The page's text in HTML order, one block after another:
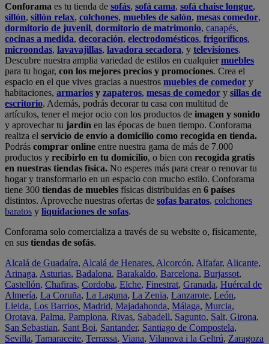
Conforama es tu tienda de sofás, sofá cama, sofá chaise longue,
sillón, sillón relax, colchones, muebles de salón, mesas comedor,
dormitorio de juvenil, dormitorio de matrimonio, canapés,
cocinas a medida, decoración, electrodomésticos, frigoríficos,
microondas, lavavajillas, lavadora secadora, y televisiones.
Descubre nuestra amplia variedad de estilos en cualquiermuebles
para tu hogar, con los mejores precios y promociones. Crea el
espacio en el que vives gracias a nuestros muebles de comedor y
habitaciones, armarios y zapateros, mesas de comedor y sillas de
escritorio. Además, podrás decorar tu casa con multitud de
artículos, tener el mejor ocio con los productos de imagen y sonido
y aprovechar tu jardín en las épocas de buen tiempo. Conforama
realiza el servicio de envío a domicilio como recogida en tienda.
Podrás comprar online entre nuestra gama de más de 7.000
productos y recibirlo en tu domicilio, o bien con recogida gratis
en nuestras tiendas física. No esperes más para crear o renovar tu
hogar y transformarlo en un espacio con mucho estilo. Conforama
tiene 300 tiendas de muebles físicas distribuidas en 6 países
distintos. Aproveche nuestras ofertas de sofas baratos, colchones
baratos y liquidaciones de sofas.
Conforama solo comercializa a través de su website o, físicamente,
en sus tiendas de sofás.
Alcalá de Guadaíra, Alcalá de Henares, Alcorcón, Alfafar, Alicante,
Arinaga, Asturias, Badalona, Barakaldo, Barcelona, Burjassot,
Castellón, Chafiras, Cordoba, Elche, Finestrat, Granada, Huércal de
Almería, La Coruña, La Laguna, La Zenia, Lanzarote, León,
Lleida, Los Barrios, Madrid, Majadahonda, Málaga, Murcia,
Orotava, Palma, Pamplona, Rivas, Sabadell, Sagunto, Salt, Girona,
San Sebastian, Sant Boi, Santander, Santiago de Compostela,
Sevilla, Tamaraceite, Terrassa, Viana, Vilanova i la Geltrú, Zaragoza